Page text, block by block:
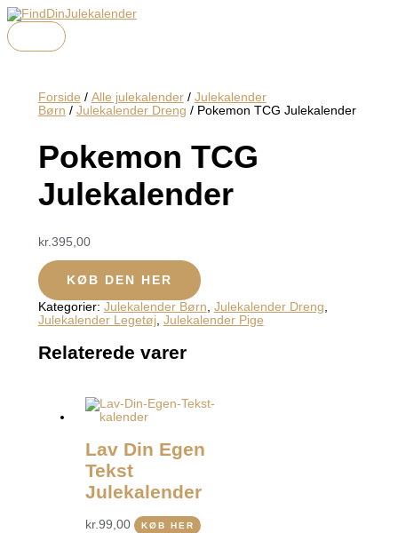
Gå
til
indholdet
Forside / Alle julekalender/ Julekalender
Børn / Julekalender Dreng / Pokemon TCG Julekalender
Pokemon TCG
Julekalender
kr. 395,00
KØB DEN HER
Kategorier: Julekalender Børn, Julekalender Dreng,
Julekalender Legetøj, Julekalender Pige
Relaterede varer
Lav Din Egen
Tekst
Julekalender
kr.99,00 KØB HER